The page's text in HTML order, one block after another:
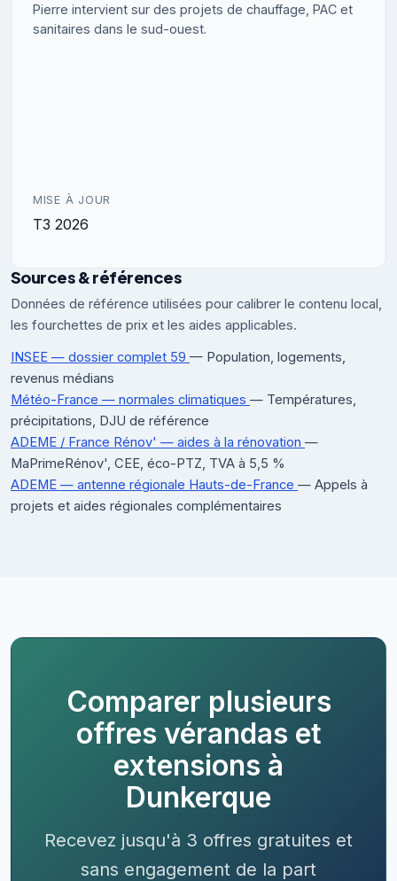
Pierre intervient sur des projets de chauffage, PAC et
sanitaires dans le sud-ouest.
MISE À JOUR
T3 2026
Sources & références
Données de référence utilisées pour calibrer le contenu local,
les fourchettes de prix et les aides applicables.
INSEE — dossier complet 59 — Population, logements,
revenus médians
Météo-France — normales climatiques — Températures,
précipitations, DJU de référence
ADEME / France Rénov' — aides à la rénovation —
MaPrimeRénov', CEE, éco-PTZ, TVA à 5,5 %
ADEME — antenne régionale Hauts-de-France — Appels à
projets et aides régionales complémentaires
Comparer plusieurs
offres vérandas et
extensions à
Dunkerque
Recevez jusqu'à 3 offres gratuites et
sans engagement de la part